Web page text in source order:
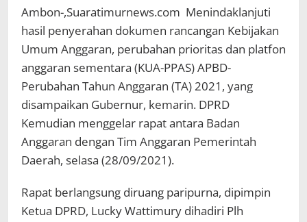
Ambon-,Suaratimurnews.com Menindaklanjuti
hasil penyerahan dokumen rancangan Kebijakan
Umum Anggaran, perubahan prioritas dan platfon
anggaran sementara (KUA-PPAS) APBD-
Perubahan Tahun Anggaran (TA) 2021, yang
disampaikan Gubernur, kemarin. DPRD
Kemudian menggelar rapat antara Badan
Anggaran dengan Tim Anggaran Pemerintah
Daerah, selasa (28/09/2021).
Rapat berlangsung diruang paripurna, dipimpin
Ketua DPRD, Lucky Wattimury dihadiri Plh